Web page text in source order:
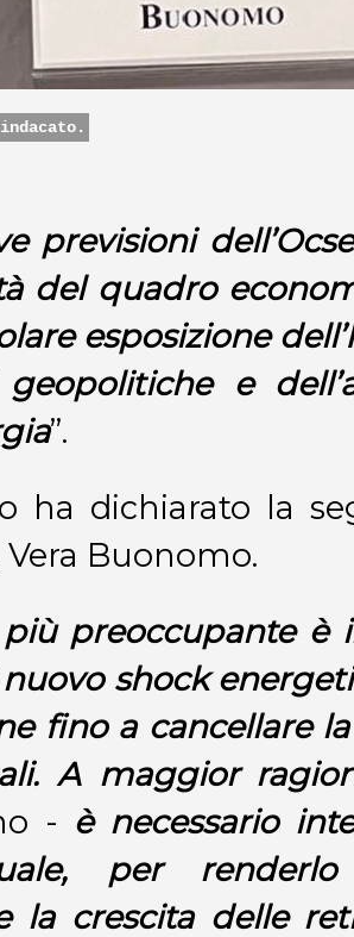
previsioni
del quadro
esposizione
geopolitiche e
”.
ha dichiarato la
Vera Buonomo.
preoccupante è
nuovo shock
fino a cancellare
A maggior
- è necessario
per
la crescita delle